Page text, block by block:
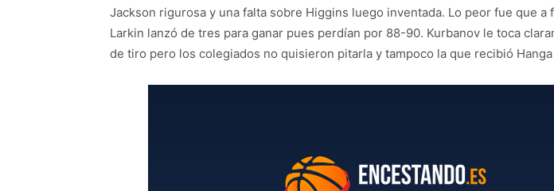
Jackson rigurosa y una falta sobre Higgins luego inventada. Lo peor fue que a
Larkin lanzó de tres para ganar pues perdían por 88-90. Kurbanov le toca
de tiro pero los colegiados no quisieron pitarla y tampoco la que recibió